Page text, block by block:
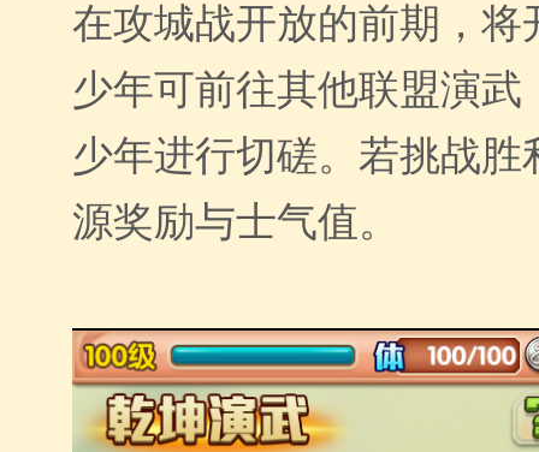
在攻城战开放的前期，将
少年可前往其他联盟演武
少年进行切磋。若挑战胜
源奖励与士气值。